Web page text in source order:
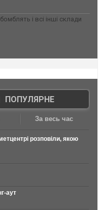
і всі інші склади
ПОПУЛЯРНЕ
За весь час
розповіли, якою
аут